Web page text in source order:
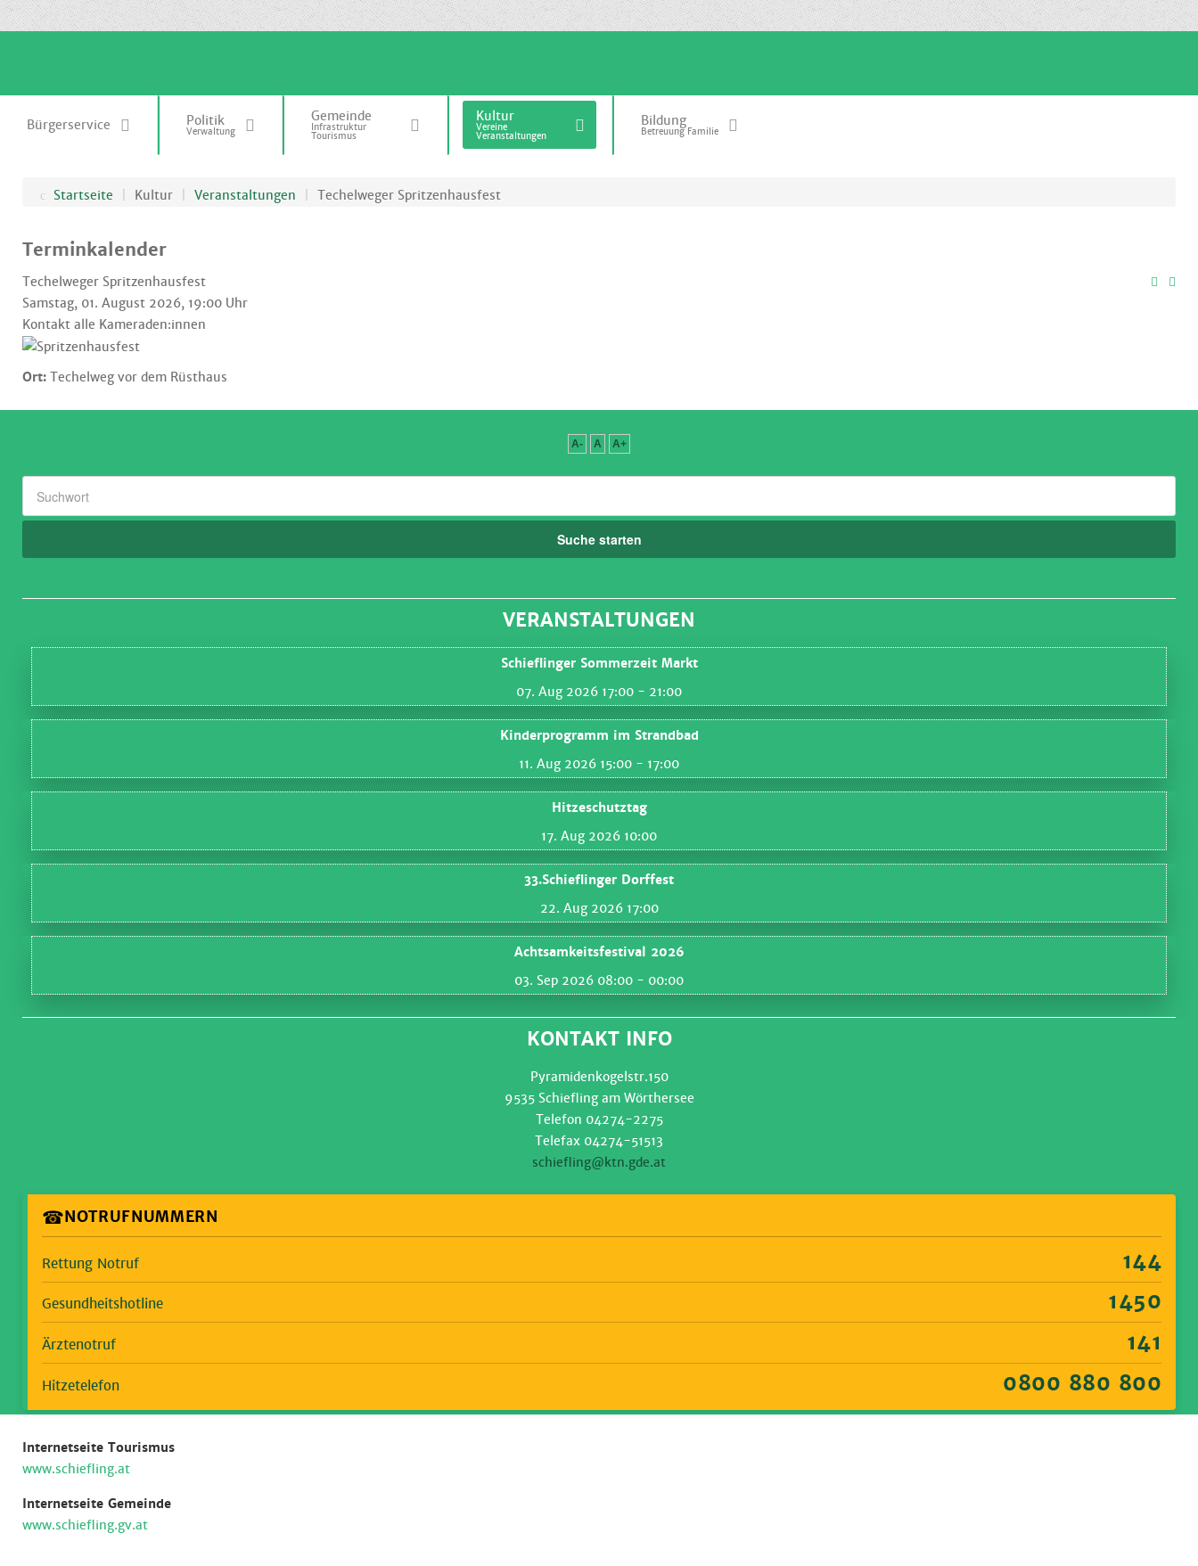
Bürgerservice Politik
Verwaltung
Gemeinde
Infrastruktur
Tourismus
Kultur
Vereine
Veranstaltungen
Bildung
Betreuung Familie
Startseite Kultur Veranstaltungen Techelweger Spritzenhausfest
Terminkalender
Techelweger Spritzenhausfest
Samstag, 01. August 2026, 19:00 Uhr
Kontakt alle Kameraden:innen
Ort: Techelweg vor dem Rüsthaus
A- A A+
Suche starten
VERANSTALTUNGEN
Schieflinger Sommerzeit Markt
07. Aug 2026 17:00 - 21:00
Kinderprogramm im Strandbad
11. Aug 2026 15:00 - 17:00
Hitzeschutztag
17. Aug 2026 10:00
33.Schieflinger Dorffest
22. Aug 2026 17:00
Achtsamkeitsfestival 2026
03. Sep 2026 08:00 - 00:00
KONTAKT INFO
Pyramidenkogelstr.150
9535 Schiefling am Wörthersee
Telefon 04274-2275
Telefax 04274-51513
schiefling@ktn.gde.at
☎NOTRUFNUMMERN
Rettung Notruf 144
Gesundheitshotline 1450
Ärztenotruf 141
Hitzetelefon 0800 880 800
Internetseite Tourismus
www.schiefling.at
Internetseite Gemeinde
www.schiefling.gv.at